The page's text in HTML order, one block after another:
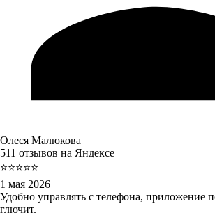
Олеся Малюкова
511 отзывов на Яндексе
⭐⭐⭐⭐⭐
1 мая 2026
Удобно управлять с телефона, приложение
глючит.